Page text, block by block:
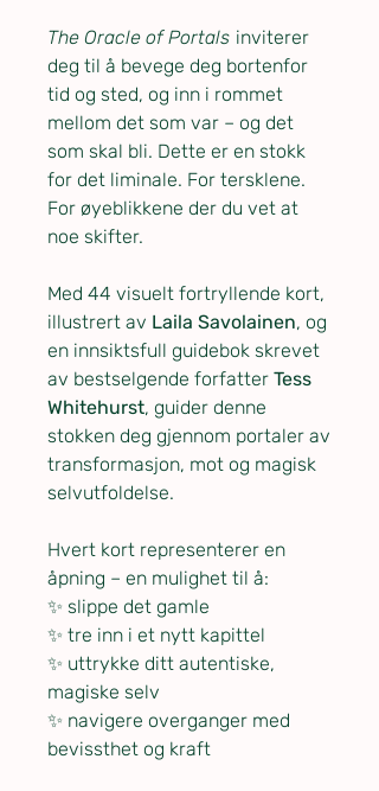
The Oracle of Portals inviterer
deg til å bevege deg bortenfor
tid og sted, og inn i rommet
mellom det som var – og det
som skal bli. Dette er en stokk
for det liminale. For tersklene.
For øyeblikkene der du vet at
noe skifter.
Med 44 visuelt fortryllende kort,
illustrert av Laila Savolainen, og
en innsiktsfull guidebok skrevet
av bestselgende forfatter Tess
Whitehurst, guider denne
stokken deg gjennom portaler av
transformasjon, mot og magisk
selvutfoldelse.
Hvert kort representerer en
åpning – en mulighet til å:
✨ slippe det gamle
✨ tre inn i et nytt kapittel
✨ uttrykke ditt autentiske,
magiske selv
✨ navigere overganger med
bevissthet og kraft